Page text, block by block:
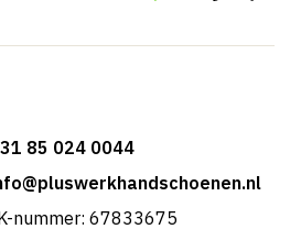
85 024 0044
nummer: 67833675